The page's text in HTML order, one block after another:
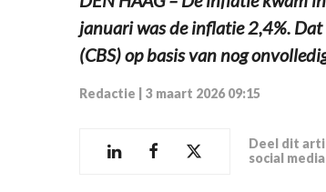
januari was de inflatie 2,4%.
(CBS) op basis van nog
Redactie 3 maart 2026 09:15
Deel dit
social media